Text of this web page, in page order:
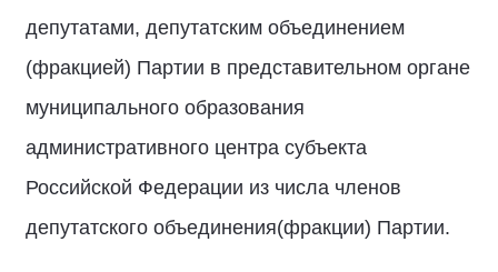
депутатами, депутатским объединением
(фракцией) Партии в представительном органе
муниципального образования
административного центра субъекта
Российской Федерации из числа членов
депутатского объединения(фракции) Партии.